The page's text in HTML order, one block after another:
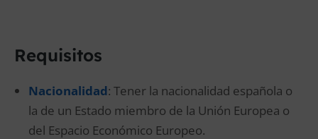
Requisitos
Nacionalidad: Tener la nacionalidad española o
la de un Estado miembro de la Unión Europea o
del Espacio Económico Europeo.